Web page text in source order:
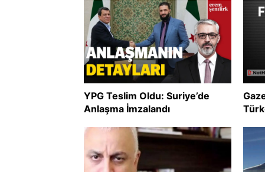
YPG Teslim Oldu: Suriye’de
Anlaşma İmzalandı